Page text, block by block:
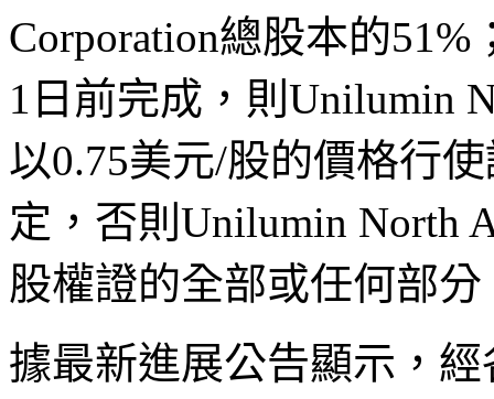
Corporation總股本的
1日前完成，則Unilumin
以0.75美元/股的價格行
定，否則Unilumin North
股權證的全部或任何部分
據最新進展公告顯示，